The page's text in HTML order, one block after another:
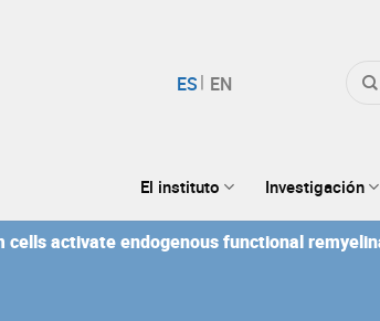
por:
El instituto Investigación
activate endogenous functional